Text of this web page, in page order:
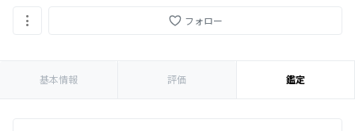
フォロー
基本情報 評価 鑑定